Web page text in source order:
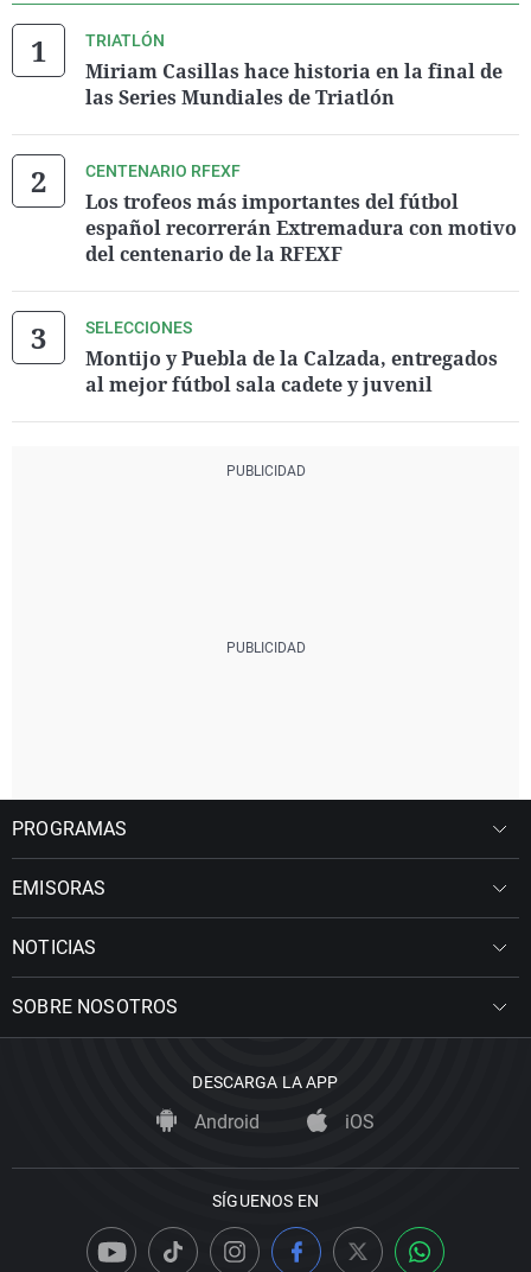
TRIATLÓN
Miriam Casillas hace historia en la final de
las Series Mundiales de Triatlón
CENTENARIO RFEXF
Los trofeos más importantes del fútbol
español recorrerán Extremadura con motivo
del centenario de la RFEXF
SELECCIONES
Montijo y Puebla de la Calzada, entregados
al mejor fútbol sala cadete y juvenil
PROGRAMAS
EMISORAS
NOTICIAS
SOBRE NOSOTROS
DESCARGA LA APP
Android iOS
SÍGUENOS EN